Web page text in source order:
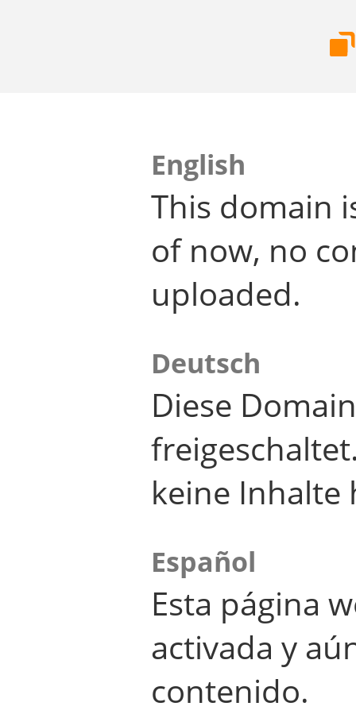
English
This domain
of now, no
uploaded.
Deutsch
Diese
keine Inhalte
Español
Esta página
activada y
contenido.